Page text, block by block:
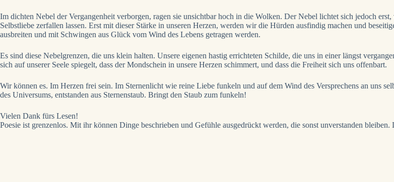
Im dichten Nebel der Vergangenheit verborgen, ragen sie unsichtbar hoch in die Wolken. Der Nebel lichtet sich jedoch
Selbstliebe zerfallen lassen. Erst mit dieser Stärke in unseren Herzen, werden wir die Hürden ausfindig machen und
ausbreiten und mit Schwingen aus Glück vom Wind des Lebens getragen werden.
Es sind diese Nebelgrenzen, die uns klein halten. Unsere eigenen hastig errichteten Schilde, die uns in einer längst
sich auf unserer Seele spiegelt, dass der Mondschein in unsere Herzen schimmert, und dass die Freiheit sich uns offenbart.
Wir können es. Im Herzen frei sein. Im Sternenlicht wie reine Liebe funkeln und auf dem Wind des Versprechens an uns
des Universums, entstanden aus Sternenstaub. Bringt den Staub zum funkeln!
Vielen Dank fürs Lesen!
Poesie ist grenzenlos. Mit ihr können Dinge beschrieben und Gefühle ausgedrückt werden, die sonst unverstanden bleiben.